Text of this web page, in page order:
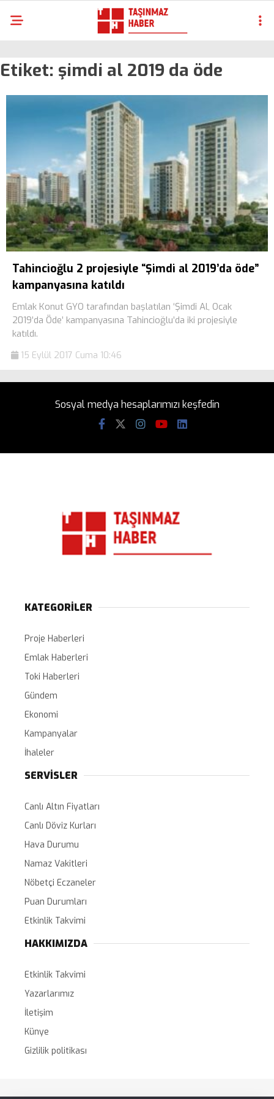
Etiket: şimdi al 2019 da öde
Tahincioğlu 2 projesiyle “Şimdi al 2019’da öde”
kampanyasına katıldı
Emlak Konut GYO tarafından başlatılan ‘Şimdi Al, Ocak
2019’da Öde’ kampanyasına Tahincioğlu’da iki projesiyle
katıldı.
15 Eylül 2017 Cuma 10:46
Sosyal medya hesaplarımızı keşfedin
KATEGORİLER
Proje Haberleri
Emlak Haberleri
Toki Haberleri
Gündem
Ekonomi
Kampanyalar
İhaleler
SERVİSLER
Canlı Altın Fiyatları
Canlı Döviz Kurları
Hava Durumu
Namaz Vakitleri
Nöbetçi Eczaneler
Puan Durumları
Etkinlik Takvimi
HAKKIMIZDA
Etkinlik Takvimi
Yazarlarımız
İletişim
Künye
Gizlilik politikası